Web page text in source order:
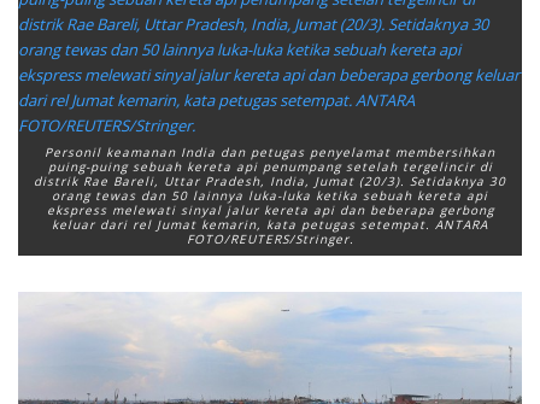
Personil keamanan India dan petugas penyelamat membersihkan
puing-puing sebuah kereta api penumpang setelah tergelincir di
distrik Rae Bareli, Uttar Pradesh, India, Jumat (20/3). Setidaknya 30
orang tewas dan 50 lainnya luka-luka ketika sebuah kereta api
ekspress melewati sinyal jalur kereta api dan beberapa gerbong
keluar dari rel Jumat kemarin, kata petugas setempat. ANTARA
FOTO/REUTERS/Stringer.